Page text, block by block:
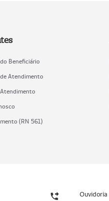
Beneficiário
Atendimento
(RN 561)
Ouvidoria